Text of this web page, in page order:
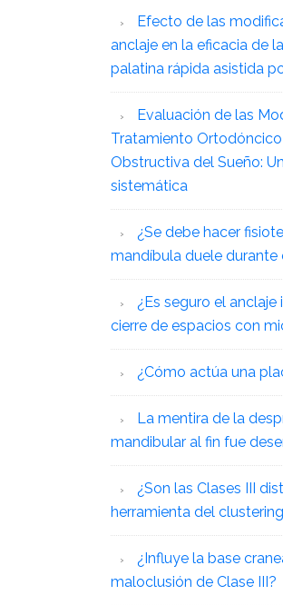
Efecto de las
anclaje en la eficacia de
palatina rápida asistida
Evaluación de las
Tratamiento
Obstructiva del Sueño:
sistemática
¿Se debe hacer
mandíbula duele durante
¿Es seguro el
cierre de espacios con
¿Cómo actúa una
La mentira de la
mandibular al fin fue
¿Son las Clases III
herramienta del
¿Influye la base
maloclusión de Clase III?